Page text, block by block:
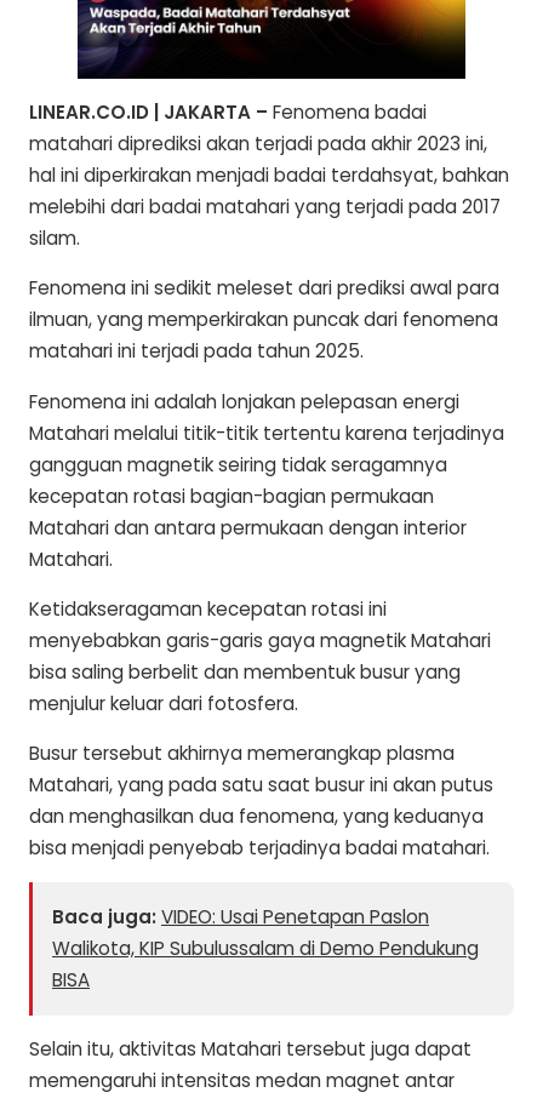
LINEAR.CO.ID | JAKARTA – Fenomena badai
matahari diprediksi akan terjadi pada akhir 2023 ini,
hal ini diperkirakan menjadi badai terdahsyat, bahkan
melebihi dari badai matahari yang terjadi pada 2017
silam.
Fenomena ini sedikit meleset dari prediksi awal para
ilmuan, yang memperkirakan puncak dari fenomena
matahari ini terjadi pada tahun 2025.
Fenomena ini adalah lonjakan pelepasan energi
Matahari melalui titik-titik tertentu karena terjadinya
gangguan magnetik seiring tidak seragamnya
kecepatan rotasi bagian-bagian permukaan
Matahari dan antara permukaan dengan interior
Matahari.
Ketidakseragaman kecepatan rotasi ini
menyebabkan garis-garis gaya magnetik Matahari
bisa saling berbelit dan membentuk busur yang
menjulur keluar dari fotosfera.
Busur tersebut akhirnya memerangkap plasma
Matahari, yang pada satu saat busur ini akan putus
dan menghasilkan dua fenomena, yang keduanya
bisa menjadi penyebab terjadinya badai matahari.
Baca juga:VIDEO: Usai Penetapan Paslon
Walikota, KIP Subulussalam di Demo Pendukung
BISA
Selain itu, aktivitas Matahari tersebut juga dapat
memengaruhi intensitas medan magnet antar